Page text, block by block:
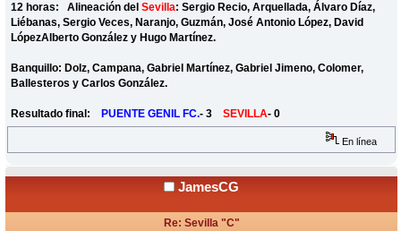
12 horas: Alineación delSevilla: Sergio Recio, Arquellada, Álvaro Díaz,
Liébanas, Sergio Veces, Naranjo, Guzmán, José Antonio López, David
LópezAlberto González y Hugo Martínez.
Banquillo: Dolz, Campana, Gabriel Martínez, Gabriel Jimeno, Colomer,
Ballesteros y Carlos González.
Resultado final: PUENTE GENIL FC.- 3 SEVILLA- 0
En línea
JamesCG
Re: Sevilla "C"